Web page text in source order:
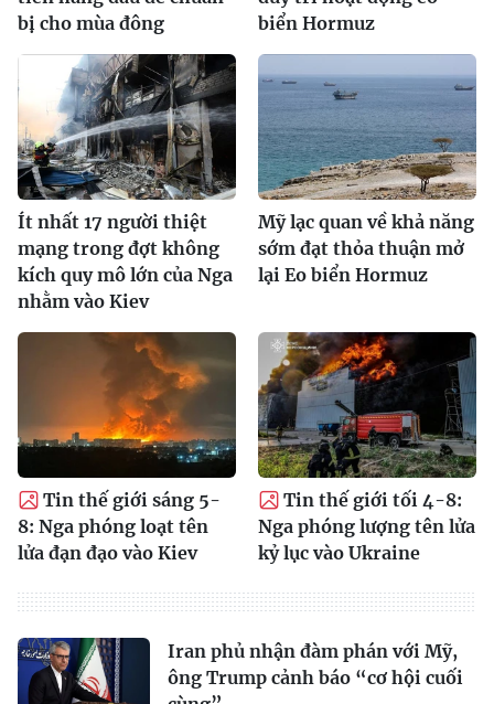
bị cho mùa đông
biển Hormuz
Ít nhất 17 người thiệt
mạng trong đợt không
kích quy mô lớn của Nga
nhằm vào Kiev
Mỹ lạc quan về khả năng
sớm đạt thỏa thuận mở
lại Eo biển Hormuz
Tin thế giới sáng 5-
8: Nga phóng loạt tên
lửa đạn đạo vào Kiev
Tin thế giới tối 4-8:
Nga phóng lượng tên lửa
kỷ lục vào Ukraine
Iran phủ nhận đàm phán với Mỹ,
ông Trump cảnh báo “cơ hội cuối